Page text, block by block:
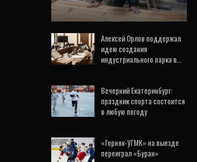
10 Ноя, 2019 0
Алексей Орлов поддержал
идею создания
индустриального парка в…
Вечерний Екатеринбург:
праздник спорта состоится
в любую погоду
«Горняк-УГМК» на выезде
переиграл «Буран»